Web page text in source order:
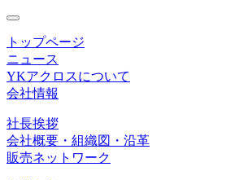
toggle
navigation
トップページ
ニュース
YKアクロスについて
会社情報
社長挨拶
会社概要・組織図・沿革
販売ネットワーク